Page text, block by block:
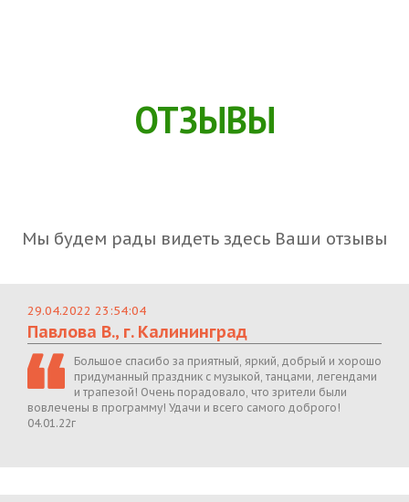
ОТЗЫВЫ
Мы будем рады видеть здесь Ваши отзывы
29.04.2022 23:54:04
Павлова В., г. Калининград
Большое спасибо за приятный, яркий, добрый и хорошо
придуманный праздник с музыкой, танцами, легендами
и трапезой! Очень порадовало, что зрители были
вовлечены в программу! Удачи и всего самого доброго!
04.01.22г